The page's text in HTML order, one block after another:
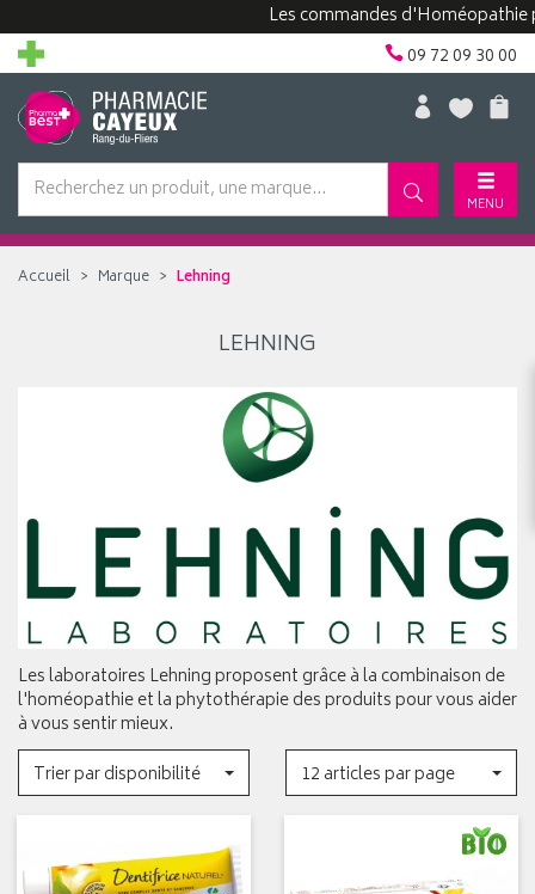
Les commandes d'Homéopathie
09 72 09 30 00
MENU
Accueil Marque Lehning
LEHNING
Les laboratoires Lehning proposent grâce à la combinaison de
l'homéopathie et la phytothérapie des produits pour vous aider
à vous sentir mieux.
Trier par disponibilité
12 articles par page